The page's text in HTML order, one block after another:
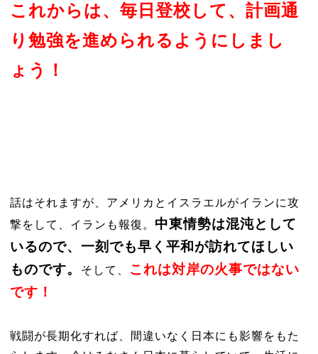
これからは、毎日登校して、計画通
り勉強を進められるようにしまし
ょう！
話はそれますが、アメリカとイスラエルがイランに攻
撃をして、イランも報復。 中東情勢は混沌として
いるので、一刻でも早く平和が訪れてほしい
ものです。
そして、
これは対岸の火事ではない
です！
戦闘が長期化すれば、間違いなく日本にも影響をもた